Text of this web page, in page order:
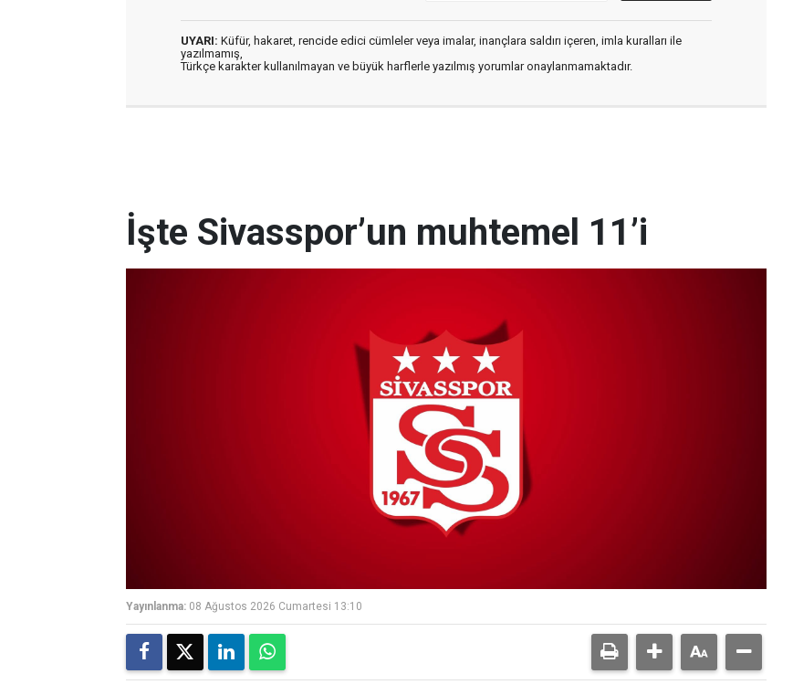
UYARI: Küfür, hakaret, rencide edici cümleler veya imalar, inançlara saldırı içeren, imla kuralları ile
yazılmamış,
Türkçe karakter kullanılmayan ve büyük harflerle yazılmış yorumlar onaylanmamaktadır.
İşte Sivasspor’un muhtemel 11’i
Yayınlanma: 08 Ağustos 2026 Cumartesi 13:10